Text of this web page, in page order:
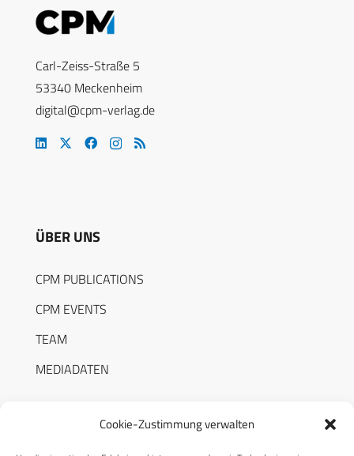
Cookie-Zustimmung verwalten
Carl-Zeiss-Straße 5
53340 Meckenheim
digital@cpm-verlag.de
ÜBER UNS
CPM PUBLICATIONS
CPM EVENTS
TEAM
MEDIADATEN